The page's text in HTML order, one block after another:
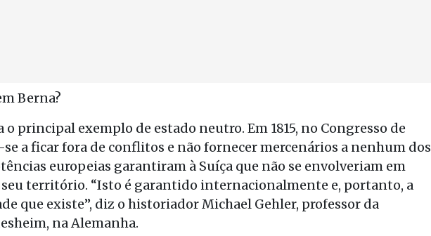
Berna?
o principal exemplo de estado neutro. Em 1815, no Congresso de
a ficar fora de conflitos e não fornecer mercenários a nenhum dos
europeias garantiram à Suíça que não se envolveriam em
território. “Isto é garantido internacionalmente e, portanto, a
que existe”, diz o historiador Michael Gehler, professor da
na Alemanha.